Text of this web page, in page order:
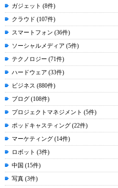
ガジェット (8件)
クラウド (107件)
スマートフォン (36件)
ソーシャルメディア (5件)
テクノロジー (71件)
ハードウェア (33件)
ビジネス (880件)
ブログ (108件)
プロジェクトマネジメント (5件)
ポッドキャスティング (22件)
マーケティング (14件)
ロボット (3件)
中国 (15件)
写真 (3件)